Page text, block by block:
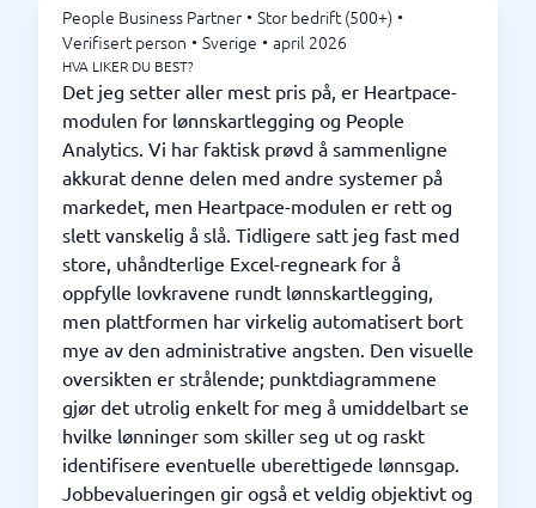
People Business Partner • Stor bedrift (500+) •
Verifisert person • Sverige • april 2026
HVA LIKER DU BEST?
Det jeg setter aller mest pris på, er Heartpace-
modulen for lønnskartlegging og People
Analytics. Vi har faktisk prøvd å sammenligne
akkurat denne delen med andre systemer på
markedet, men Heartpace-modulen er rett og
slett vanskelig å slå. Tidligere satt jeg fast med
store, uhåndterlige Excel-regneark for å
oppfylle lovkravene rundt lønnskartlegging,
men plattformen har virkelig automatisert bort
mye av den administrative angsten. Den visuelle
oversikten er strålende; punktdiagrammene
gjør det utrolig enkelt for meg å umiddelbart se
hvilke lønninger som skiller seg ut og raskt
identifisere eventuelle uberettigede lønnsgap.
Jobbevalueringen gir også et veldig objektivt og